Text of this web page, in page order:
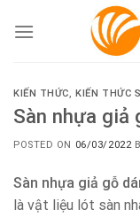
KIẾN THỨC,KIẾN THỨC
Sàn nhựa giả
POSTED ON 06/03/2022
Sàn nhựa giả gỗ
là vật liệu lót sàn